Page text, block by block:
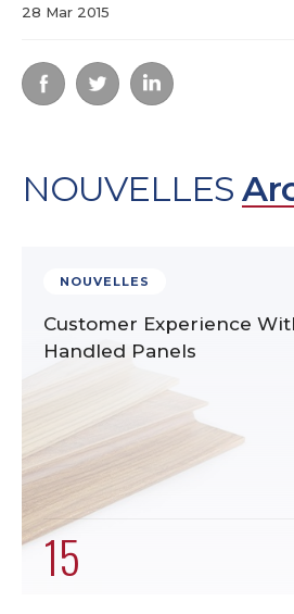
28 Mar 2015
NOUVELLES
NOUVELLES
Customer Experience
Handled Panels
15